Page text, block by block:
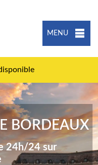
MENU
BORDEAUX
24h/24 sur